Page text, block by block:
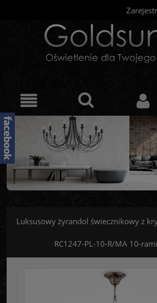
Luksusowy żyrandol świecznikowy z
RC1247-PL-10-R/MA 10-